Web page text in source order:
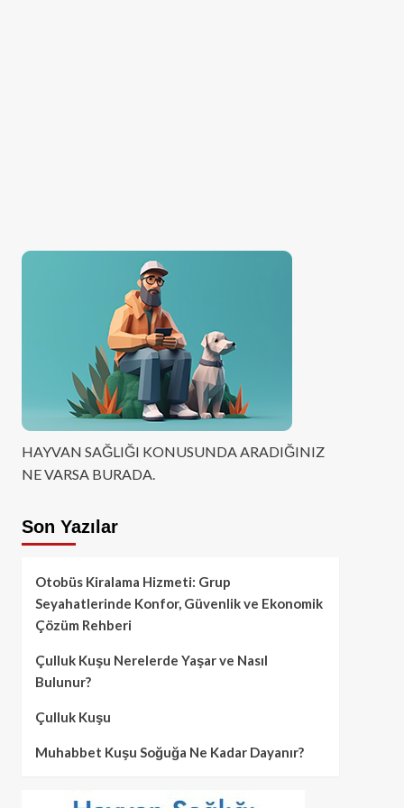
HAYVAN SAĞLIĞI KONUSUNDA ARADIĞINIZ
NE VARSA BURADA.
Son Yazılar
Otobüs Kiralama Hizmeti: Grup
Seyahatlerinde Konfor, Güvenlik ve Ekonomik
Çözüm Rehberi
Çulluk Kuşu Nerelerde Yaşar ve Nasıl
Bulunur?
Çulluk Kuşu
Muhabbet Kuşu Soğuğa Ne Kadar Dayanır?